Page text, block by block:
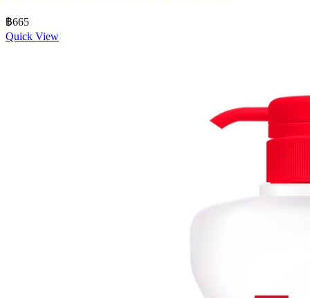
฿665
Quick View